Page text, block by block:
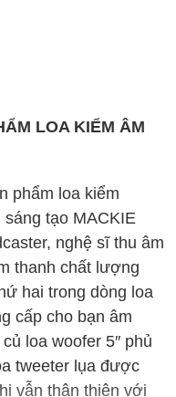
LOA KIỂM ÂM
phẩm loa kiểm
tạo MACKIE
nghệ sĩ thu âm
thanh chất lượng
hai trong dòng loa
cấp cho bạn âm
loa woofer 5″ phủ
tweeter lụa được
vẫn thân thiện với